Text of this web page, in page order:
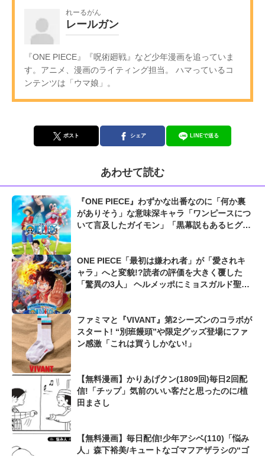
れーるがん
レールガン
『ONE PIECE』『呪術廻戦』など少年漫画を追っていま
す。アニメ、漫画のライティング担当。 ハマっているコ
ンテンツは「ウマ娘」。
ポスト シェア LINEで送る
あわせて読む
『ONE PIECE』わずかな出番なのに「何か裏
がありそう」な意味深キャラ「ワンピースにつ
いて言及したガイモン」「黒幕説もあるヒグ
ONE PIECE「最初は嫌われ者」が「愛されキ
ャラ」へと変貌!?読者の評価を大きく覆した
「驚異の3人」 ヘルメッポにミョスガルド聖
ファミマと『VIVANT』第2シーズンのコラボが
スタート! “別班饅頭”や限定グッズ登場にファ
ン感激「これは買うしかない!」
【無料漫画】かりあげクン(1809回)毎日2回配
信!「チップ」気前のいい客だと思ったのに/植
田まさし
【無料漫画】毎日配信!少年アシベ(110)「悩み
人」森下裕美/キュートなゴマフアザラシの“ゴ